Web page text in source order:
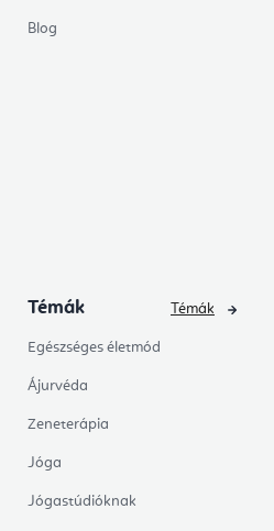
Blog
Témák
Egészséges életmód
Ájurvéda
Zeneterápia
Jóga
Jógastúdióknak
Témák